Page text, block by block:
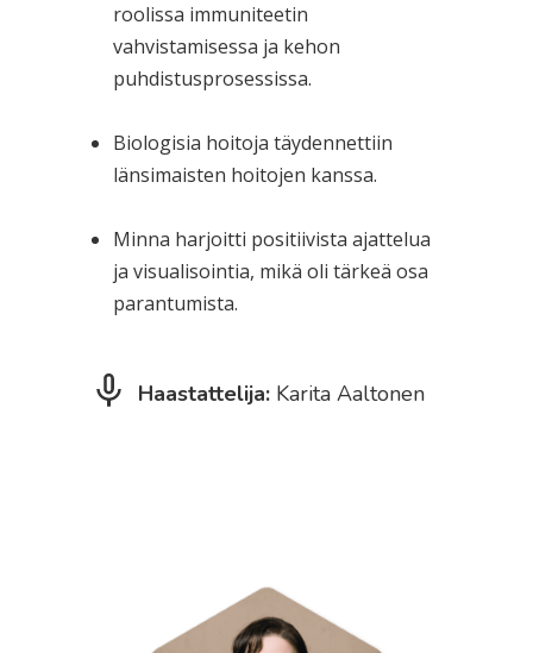
roolissa immuniteetin
vahvistamisessa ja kehon
puhdistusprosessissa.
Biologisia hoitoja täydennettiin
länsimaisten hoitojen kanssa.
Minna harjoitti positiivista ajattelua
ja visualisointia, mikä oli tärkeä osa
parantumista.
Haastattelija: Karita Aaltonen